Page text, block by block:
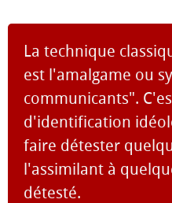
La technique
est l'amalgame ou
communicants".
d'identification
faire détester
l'assimilant à
détesté.